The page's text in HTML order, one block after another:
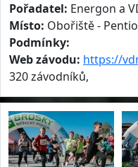
Pořadatel: Energon a
Místo: Obořiště -
Podmínky:
Web závodu: https://
320 závodníků,